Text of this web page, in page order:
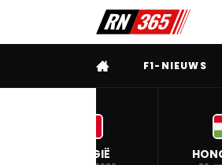
VOLLEDIG MENU
F1-NIEUWS
BELGIË